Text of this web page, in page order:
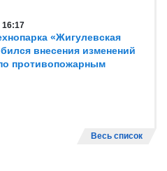
16:17
«Жигулевская
внесения изменений
противопожарным
Весь список